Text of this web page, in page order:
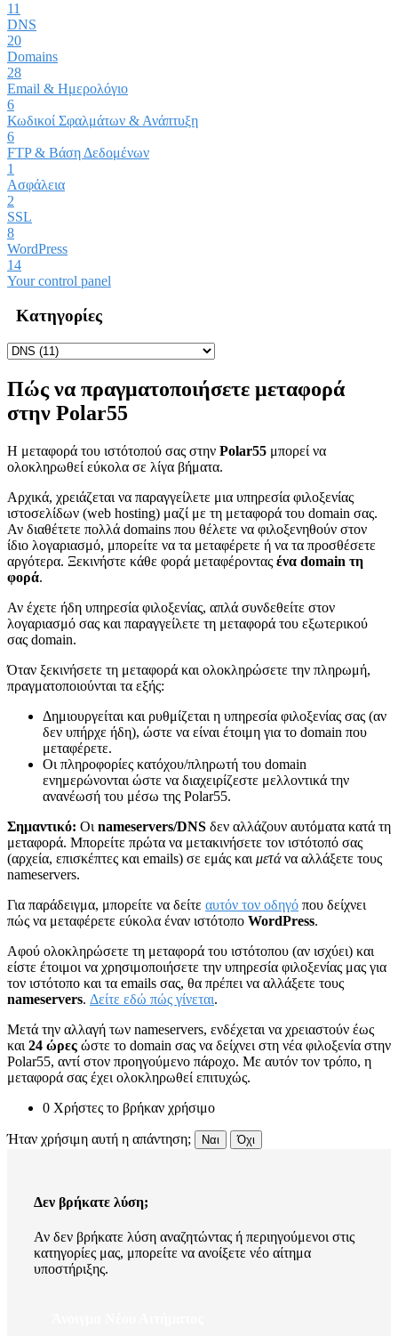
11
DNS
20
Domains
28
Email & Ημερολόγιο
6
Κωδικοί Σφαλμάτων & Ανάπτυξη
6
FTP & Βάση Δεδομένων
1
Ασφάλεια
2
SSL
8
WordPress
14
Your control panel
Κατηγορίες
Πώς να πραγματοποιήσετε μεταφορά
στην Polar55
Η μεταφορά του ιστότοπού σας στην Polar55 μπορεί να
ολοκληρωθεί εύκολα σε λίγα βήματα.
Αρχικά, χρειάζεται να παραγγείλετε μια υπηρεσία φιλοξενίας
ιστοσελίδων (web hosting) μαζί με τη μεταφορά του domain σας.
Αν διαθέτετε πολλά domains που θέλετε να φιλοξενηθούν στον
ίδιο λογαριασμό, μπορείτε να τα μεταφέρετε ή να τα προσθέσετε
αργότερα. Ξεκινήστε κάθε φορά μεταφέροντας ένα domain τη
φορά.
Αν έχετε ήδη υπηρεσία φιλοξενίας, απλά συνδεθείτε στον
λογαριασμό σας και παραγγείλετε τη μεταφορά του εξωτερικού
σας domain.
Όταν ξεκινήσετε τη μεταφορά και ολοκληρώσετε την πληρωμή,
πραγματοποιούνται τα εξής:
Δημιουργείται και ρυθμίζεται η υπηρεσία φιλοξενίας σας (αν
δεν υπήρχε ήδη), ώστε να είναι έτοιμη για το domain που
μεταφέρετε.
Οι πληροφορίες κατόχου/πληρωτή του domain
ενημερώνονται ώστε να διαχειρίζεστε μελλοντικά την
ανανέωσή του μέσω της Polar55.
Σημαντικό: Οι nameservers/DNS δεν αλλάζουν αυτόματα κατά τη
μεταφορά. Μπορείτε πρώτα να μετακινήσετε τον ιστότοπό σας
(αρχεία, επισκέπτες και emails) σε εμάς και μετάνα αλλάξετε τους
nameservers.
Για παράδειγμα, μπορείτε να δείτε αυτόν τον οδηγό που δείχνει
πώς να μεταφέρετε εύκολα έναν ιστότοπο WordPress.
Αφού ολοκληρώσετε τη μεταφορά του ιστότοπου (αν ισχύει) και
είστε έτοιμοι να χρησιμοποιήσετε την υπηρεσία φιλοξενίας μας για
τον ιστότοπο και τα emails σας, θα πρέπει να αλλάξετε τους
nameservers. Δείτε εδώ πώς γίνεται.
Μετά την αλλαγή των nameservers, ενδέχεται να χρειαστούν έως
και 24 ώρες ώστε το domain σας να δείχνει στη νέα φιλοξενία στην
Polar55, αντί στον προηγούμενο πάροχο. Με αυτόν τον τρόπο, η
μεταφορά σας έχει ολοκληρωθεί επιτυχώς.
0 Χρήστες το βρήκαν χρήσιμο
Ήταν χρήσιμη αυτή η απάντηση; Ναι Όχι
Δεν βρήκατε λύση;
Αν δεν βρήκατε λύση αναζητώντας ή περιηγούμενοι στις
κατηγορίες μας, μπορείτε να ανοίξετε νέο αίτημα
υποστήριξης.